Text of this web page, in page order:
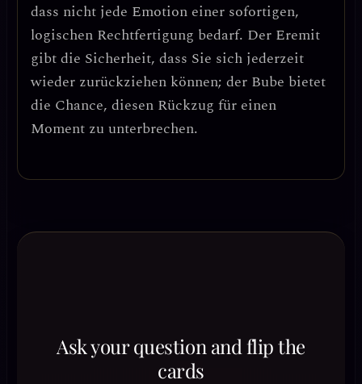
dass nicht jede Emotion einer sofortigen,
logischen Rechtfertigung bedarf. Der Eremit
gibt die Sicherheit, dass Sie sich jederzeit
wieder zurückziehen können; der Bube bietet
die Chance, diesen Rückzug für einen
Moment zu unterbrechen.
Ask your question and flip the
cards